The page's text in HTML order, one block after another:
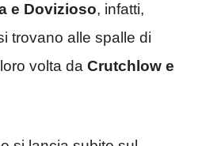
e Dovizioso, infatti,
trovano alle spalle di
volta da Crutchlow e